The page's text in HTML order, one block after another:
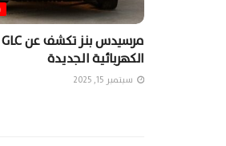
مرسيدس بنز تكشف عن GLC
الكهربائية الجديدة
سبتمبر 15, 2025